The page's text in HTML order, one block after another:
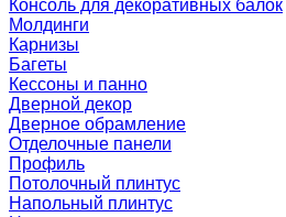
Консоль для декоративных балок
Молдинги
Карнизы
Багеты
Кессоны и панно
Дверной декор
Дверное обрамление
Отделочные панели
Профиль
Потолочный плинтус
Напольный плинтус